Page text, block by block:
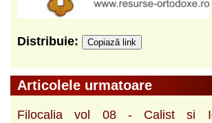
Distribuie: Copiază link
Articolele urmatoare
Filocalia vol 08 - Calist si